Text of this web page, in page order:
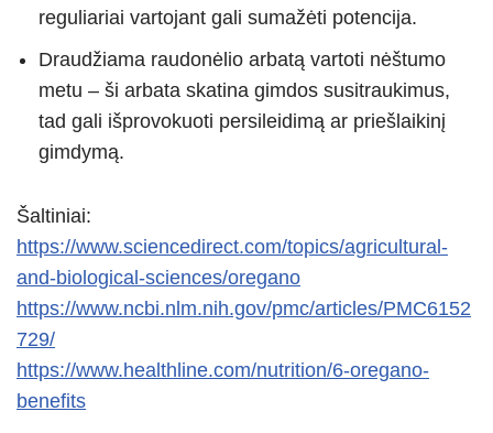
reguliariai vartojant gali sumažėti potencija.
Draudžiama raudonėlio arbatą vartoti nėštumo
metu – ši arbata skatina gimdos susitraukimus,
tad gali išprovokuoti persileidimą ar priešlaikinį
gimdymą.
Šaltiniai:
https://www.sciencedirect.com/topics/agricultural-
and-biological-sciences/oregano
https://www.ncbi.nlm.nih.gov/pmc/articles/PMC6152
729/
https://www.healthline.com/nutrition/6-oregano-
benefits